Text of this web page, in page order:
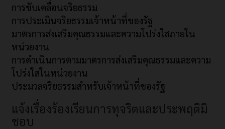
การขับเคลื่อนจริยธรรม
การประเมินจริยธรรมเจ้าหน้าที่ของรัฐ
มาตรการส่งเสริมคุณธรรมและความโปร่งใสภายใน
หน่วยงาน
การดำเนินการตามมาตรการส่งเสริมคุณธรรมและความ
โปร่งใสในหน่วยงาน
ประมวลจริยธรรมสำหรับเจ้าหน้าที่ของรัฐ
แจ้งเรื่องร้องเรียนการทุจริตและประพฤติมิ
ชอบ